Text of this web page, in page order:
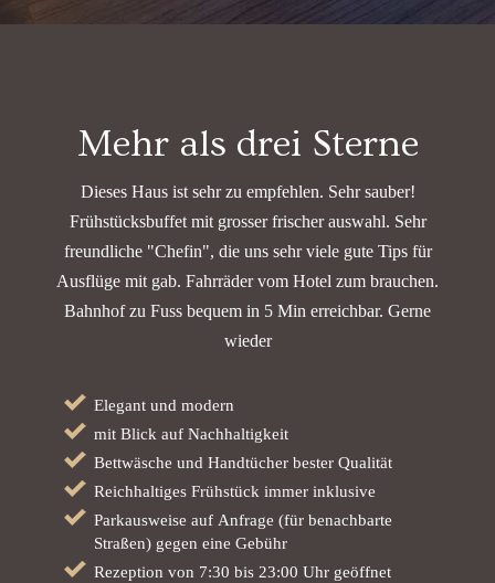
Mehr als drei Sterne
Dieses Haus ist sehr zu empfehlen. Sehr sauber!
Frühstücksbuffet mit grosser frischer auswahl. Sehr
freundliche "Chefin", die uns sehr viele gute Tips für
Ausflüge mit gab. Fahrräder vom Hotel zum brauchen.
Bahnhof zu Fuss bequem in 5 Min erreichbar. Gerne
wieder
Elegant und modern
mit Blick auf Nachhaltigkeit
Bettwäsche und Handtücher bester Qualität
Reichhaltiges Frühstück immer inklusive
Parkausweise auf Anfrage (für benachbarte
Straßen) gegen eine Gebühr
Rezeption von 7:30 bis 23:00 Uhr geöffnet